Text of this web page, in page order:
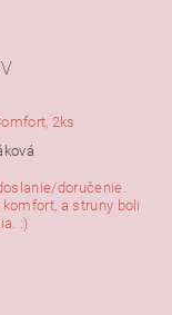
2ks
doručenie.
a struny boli
:)